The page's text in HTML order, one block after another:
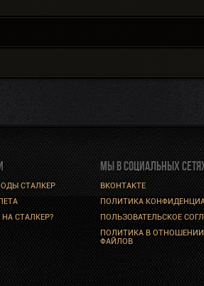
СТАЛКЕР
СТАЛКЕР?
МЫ В СОЦИАЛЬНЫХ
ВКОНТАКТЕ
ПОЛИТИКА
ПОЛЬЗОВАТЕЛЬСКОЕ
ПОЛИТИКА В ОТНОШЕНИИ
ФАЙЛОВ